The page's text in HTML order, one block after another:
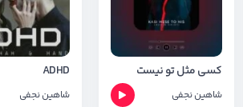
کسی مثل تو نیست
شاهین نجفی
ADHD
شاهین نجفی